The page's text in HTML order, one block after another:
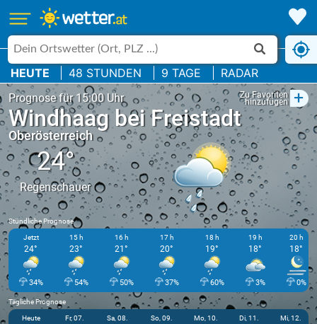
HEUTE 48 STUNDEN 9 TAGE RADAR
Prognose für 15:00 Uhr Zu Favoriten
hinzufügen +
Windhaag bei Freistadt
Oberösterreich
24°
Regenschauer
Stündliche Prognose
Jetzt
24°
34%
15 h
23°
54%
16 h
21°
50%
17 h
20°
37%
18 h
19°
60%
19 h
18°
3%
20 h
18°
0%
Tägliche Prognose
Heute Fr, 07. Sa, 08. So, 09. Mo, 10. Di, 11. Mi, 12.